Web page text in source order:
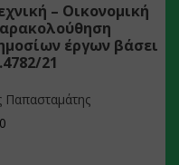
– Οικονομική
έργων βάσει
21
Παπασταμάτης